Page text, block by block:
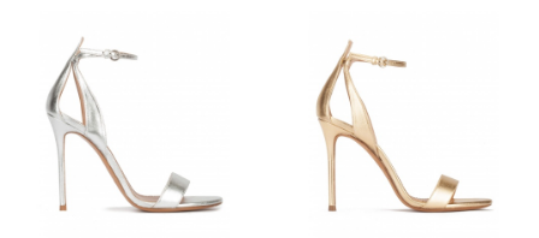
ENGLISH
PAYS: MONACO
· SERVICE CLIENT
· EXPÉDITIONS